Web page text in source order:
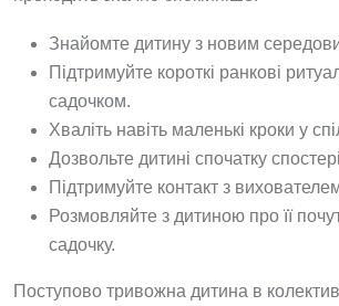
Знайомте дитину з новим
Підтримуйте короткі ранкові
садочком.
Хваліть навіть маленькі кроки у
Дозвольте дитині спочатку
Підтримуйте контакт з
Розмовляйте з дитиною про її
садочку.
Поступово тривожна дитина в